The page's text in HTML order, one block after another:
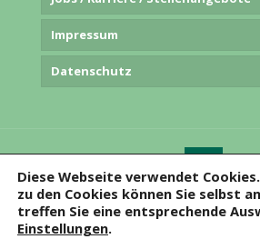
Impressum
Datenschutz
© 2020Sailers Apotheken. Alle
Diese Webseite verwendet
zu den Cookies können Sie selbst
treffen Sie eine entsprechende
Einstellungen.